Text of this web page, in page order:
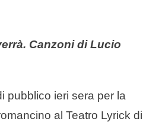
Canzoni di Lucio
pubblico ieri sera per la
al Teatro Lyrick di